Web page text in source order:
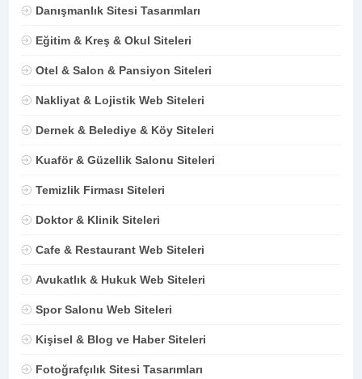
Danışmanlık Sitesi Tasarımları
Eğitim & Kreş & Okul Siteleri
Otel & Salon & Pansiyon Siteleri
Nakliyat & Lojistik Web Siteleri
Dernek & Belediye & Köy Siteleri
Kuaför & Güzellik Salonu Siteleri
Temizlik Firması Siteleri
Doktor & Klinik Siteleri
Cafe & Restaurant Web Siteleri
Avukatlık & Hukuk Web Siteleri
Spor Salonu Web Siteleri
Kişisel & Blog ve Haber Siteleri
Fotoğrafçılık Sitesi Tasarımları